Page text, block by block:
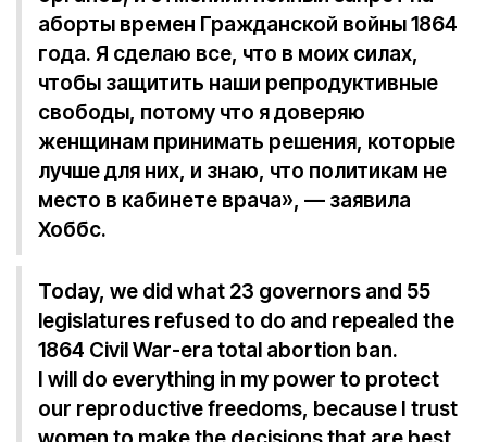
аборты времен Гражданской войны 1864
года. Я сделаю все, что в моих силах,
чтобы защитить наши репродуктивные
свободы, потому что я доверяю
женщинам принимать решения, которые
лучше для них, и знаю, что политикам не
место в кабинете врача», — заявила
Хоббс.
Today, we did what 23 governors and 55
legislatures refused to do and repealed the
1864 Civil War-era total abortion ban.
I will do everything in my power to protect
our reproductive freedoms, because I trust